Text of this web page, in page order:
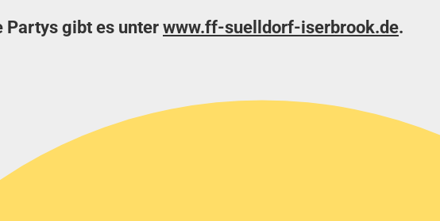
Partys gibt es unter www.ff-suelldorf-iserbrook.de.